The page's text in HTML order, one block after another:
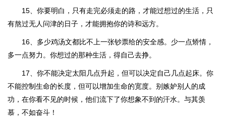
15、你要明白，只有走完必须走的路，才能过想过的生活，只
有熬过无人问津的日子，才能拥抱你的诗和远方。
16、多少鸡汤文都比不上一张钞票给的安全感。少一点矫情，
多一点努力。你想过的那种生活，得自己去挣。
17、你不能决定太阳几点升起，但可以决定自己几点起床。你
不能控制生命的长度，但可以增加生命的宽度。别嫉妒别人的成
功，在你看不见的时候，他们流下了你想象不到的汗水。与其羡
慕，不如奋斗！